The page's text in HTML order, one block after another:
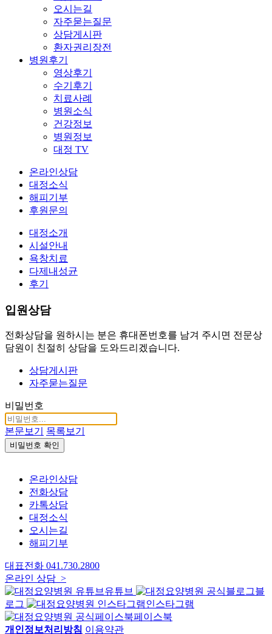
오시는길
자주묻는질문
상담게시판
환자권리장전
병원후기
영상후기
수기후기
치료사례
병원소식
건강정보
병원정보
대정 TV
온라인상담
대정소식
해피기부
후원문의
대정소개
시설안내
욕창치료
다제내성균
후기
입원상담
전화상담을 원하시는 분은 휴대폰번호를 남겨 주시면 전문상
담원이 친절히 상담을 도와드리겠습니다.
상담게시판
자주묻는질문
비밀번호
본문보기 목록보기
비밀번호 확인
온라인상담
전화상담
카톡상담
대정소식
오시는길
해피기부
대표전화 041.730.2800
온라인 상담 >
유튜브
블
로그
인스타그램
페이스북
개인정보처리방침 이용약관